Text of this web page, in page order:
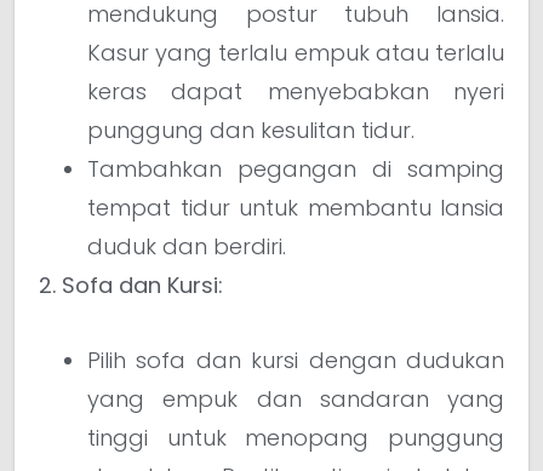
mendukung postur tubuh lansia.
Kasur yang terlalu empuk atau terlalu
keras dapat menyebabkan nyeri
punggung dan kesulitan tidur.
Tambahkan pegangan di samping
tempat tidur untuk membantu lansia
duduk dan berdiri.
2. Sofa dan Kursi:
Pilih sofa dan kursi dengan dudukan
yang empuk dan sandaran yang
tinggi untuk menopang punggung